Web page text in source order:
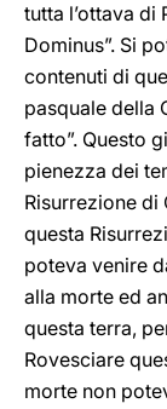
tutta l’ottava di
Dominus”. Si
contenuti di
pasquale della
fatto”. Questo
pienezza dei
Risurrezione di
questa
poteva venire
alla morte ed
questa terra,
Rovesciare
morte non